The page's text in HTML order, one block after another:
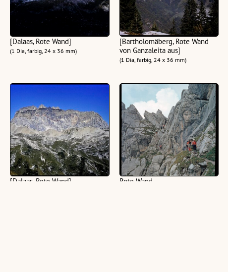
[Dalaas, Rote Wand]
(1 Dia, farbig, 24 x 36 mm)
[Bartholomäberg, Rote Wand
von Ganzaleita aus]
(1 Dia, farbig, 24 x 36 mm)
[Dalaas, Rote Wand] Rote Wand